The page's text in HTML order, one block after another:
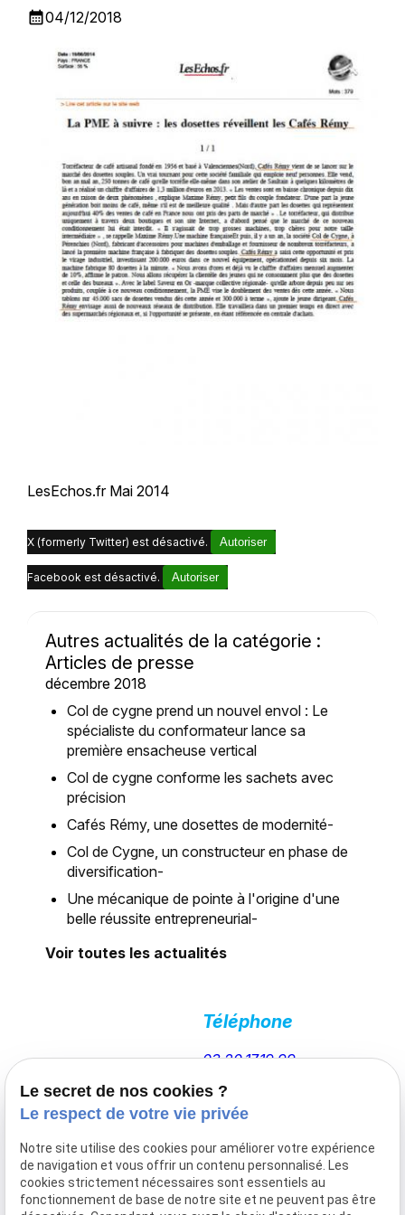
calendar_month04/12/2018
LesEchos.fr Mai 2014
X (formerly Twitter) est désactivé. Autoriser
Facebook est désactivé. Autoriser
Autres actualités de la catégorie :
Articles de presse
décembre 2018
Col de cygne prend un nouvel envol : Le
spécialiste du conformateur lance sa
première ensacheuse vertical
Col de cygne conforme les sachets avec
précision
Cafés Rémy, une dosettes de modernité-
Col de Cygne, un constructeur en phase de
diversification-
Une mécanique de pointe à l'origine d'une
belle réussite entrepreneurial-
Voir toutes les actualités
fabricant de
conformateurs
et ensacheuse
verticale basé à
Pérenchies, France.
Téléphone
03.20.17.19.99
Adresse Horaires
Le secret de nos cookies ?
Le respect de votre vie privée
Notre site utilise des cookies pour améliorer votre expérience
de navigation et vous offrir un contenu personnalisé. Les
cookies strictement nécessaires sont essentiels au
fonctionnement de base de notre site et ne peuvent pas être